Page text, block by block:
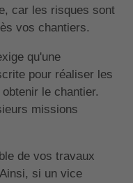
car les risques sont
vos chantiers.
qu'une
pour réaliser les
le chantier.
missions
de vos travaux
si un vice